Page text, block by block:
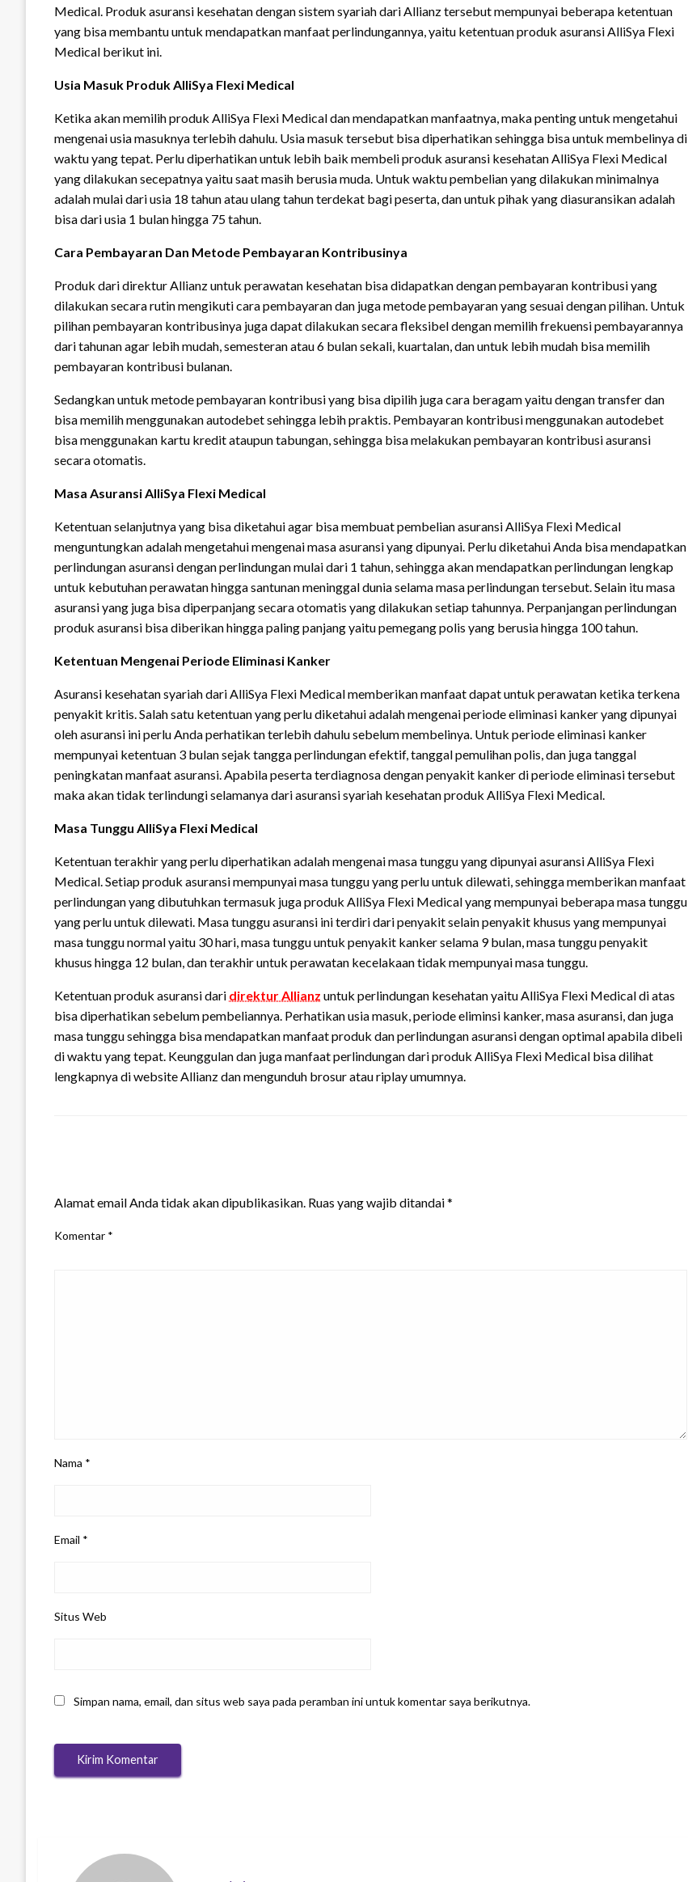
Medical. Produk asuransi kesehatan dengan sistem syariah dari Allianz tersebut mempunyai beberapa ketentuan
yang bisa membantu untuk mendapatkan manfaat perlindungannya, yaitu ketentuan produk asuransi AlliSya Flexi
Medical berikut ini.
Usia Masuk Produk AlliSya Flexi Medical
Ketika akan memilih produk AlliSya Flexi Medical dan mendapatkan manfaatnya, maka penting untuk mengetahui
mengenai usia masuknya terlebih dahulu. Usia masuk tersebut bisa diperhatikan sehingga bisa untuk membelinya di
waktu yang tepat. Perlu diperhatikan untuk lebih baik membeli produk asuransi kesehatan AlliSya Flexi Medical
yang dilakukan secepatnya yaitu saat masih berusia muda. Untuk waktu pembelian yang dilakukan minimalnya
adalah mulai dari usia 18 tahun atau ulang tahun terdekat bagi peserta, dan untuk pihak yang diasuransikan adalah
bisa dari usia 1 bulan hingga 75 tahun.
Cara Pembayaran Dan Metode Pembayaran Kontribusinya
Produk dari direktur Allianz untuk perawatan kesehatan bisa didapatkan dengan pembayaran kontribusi yang
dilakukan secara rutin mengikuti cara pembayaran dan juga metode pembayaran yang sesuai dengan pilihan. Untuk
pilihan pembayaran kontribusinya juga dapat dilakukan secara fleksibel dengan memilih frekuensi pembayarannya
dari tahunan agar lebih mudah, semesteran atau 6 bulan sekali, kuartalan, dan untuk lebih mudah bisa memilih
pembayaran kontribusi bulanan.
Sedangkan untuk metode pembayaran kontribusi yang bisa dipilih juga cara beragam yaitu dengan transfer dan
bisa memilih menggunakan autodebet sehingga lebih praktis. Pembayaran kontribusi menggunakan autodebet
bisa menggunakan kartu kredit ataupun tabungan, sehingga bisa melakukan pembayaran kontribusi asuransi
secara otomatis.
Masa Asuransi AlliSya Flexi Medical
Ketentuan selanjutnya yang bisa diketahui agar bisa membuat pembelian asuransi AlliSya Flexi Medical
menguntungkan adalah mengetahui mengenai masa asuransi yang dipunyai. Perlu diketahui Anda bisa mendapatkan
perlindungan asuransi dengan perlindungan mulai dari 1 tahun, sehingga akan mendapatkan perlindungan lengkap
untuk kebutuhan perawatan hingga santunan meninggal dunia selama masa perlindungan tersebut. Selain itu masa
asuransi yang juga bisa diperpanjang secara otomatis yang dilakukan setiap tahunnya. Perpanjangan perlindungan
produk asuransi bisa diberikan hingga paling panjang yaitu pemegang polis yang berusia hingga 100 tahun.
Ketentuan Mengenai Periode Eliminasi Kanker
Asuransi kesehatan syariah dari AlliSya Flexi Medical memberikan manfaat dapat untuk perawatan ketika terkena
penyakit kritis. Salah satu ketentuan yang perlu diketahui adalah mengenai periode eliminasi kanker yang dipunyai
oleh asuransi ini perlu Anda perhatikan terlebih dahulu sebelum membelinya. Untuk periode eliminasi kanker
mempunyai ketentuan 3 bulan sejak tangga perlindungan efektif, tanggal pemulihan polis, dan juga tanggal
peningkatan manfaat asuransi. Apabila peserta terdiagnosa dengan penyakit kanker di periode eliminasi tersebut
maka akan tidak terlindungi selamanya dari asuransi syariah kesehatan produk AlliSya Flexi Medical.
Masa Tunggu AlliSya Flexi Medical
Ketentuan terakhir yang perlu diperhatikan adalah mengenai masa tunggu yang dipunyai asuransi AlliSya Flexi
Medical. Setiap produk asuransi mempunyai masa tunggu yang perlu untuk dilewati, sehingga memberikan manfaat
perlindungan yang dibutuhkan termasuk juga produk AlliSya Flexi Medical yang mempunyai beberapa masa tunggu
yang perlu untuk dilewati. Masa tunggu asuransi ini terdiri dari penyakit selain penyakit khusus yang mempunyai
masa tunggu normal yaitu 30 hari, masa tunggu untuk penyakit kanker selama 9 bulan, masa tunggu penyakit
khusus hingga 12 bulan, dan terakhir untuk perawatan kecelakaan tidak mempunyai masa tunggu.
Ketentuan produk asuransi dari direktur Allianz untuk perlindungan kesehatan yaitu AlliSya Flexi Medical di atas
bisa diperhatikan sebelum pembeliannya. Perhatikan usia masuk, periode eliminsi kanker, masa asuransi, dan juga
masa tunggu sehingga bisa mendapatkan manfaat produk dan perlindungan asuransi dengan optimal apabila dibeli
di waktu yang tepat. Keunggulan dan juga manfaat perlindungan dari produk AlliSya Flexi Medical bisa dilihat
lengkapnya di website Allianz dan mengunduh brosur atau riplay umumnya.
Alamat email Anda tidak akan dipublikasikan. Ruas yang wajib ditandai*
Komentar *
Nama *
Email *
Situs Web
Simpan nama, email, dan situs web saya pada peramban ini untuk komentar saya berikutnya.